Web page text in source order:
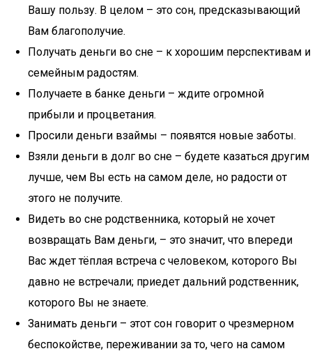
Вашу пользу. В целом – это сон, предсказывающий
Вам благополучие.
Получать деньги во сне – к хорошим перспективам и
семейным радостям.
Получаете в банке деньги – ждите огромной
прибыли и процветания.
Просили деньги взаймы – появятся новые заботы.
Взяли деньги в долг во сне – будете казаться другим
лучше, чем Вы есть на самом деле, но радости от
этого не получите.
Видеть во сне родственника, который не хочет
возвращать Вам деньги, – это значит, что впереди
Вас ждет тёплая встреча с человеком, которого Вы
давно не встречали; приедет дальний родственник,
которого Вы не знаете.
Занимать деньги – этот сон говорит о чрезмерном
беспокойстве, переживании за то, чего на самом